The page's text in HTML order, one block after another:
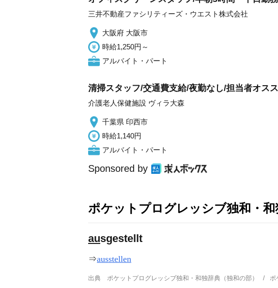
三井不動産ファシリティーズ・ウエスト株式会社
大阪府 大阪市
時給1,250円～
アルバイト・パート
清掃スタッフ/交通費支給/夜勤なし/担当者オス
介護老人保健施設 ヴィラ大森
千葉県 印西市
時給1,140円
アルバイト・パート
Sponsored by
ポケットプログレッシブ独和・和
ausgestellt
⇒ausstellen
出典 ポケットプログレッシブ独和・和独辞典（独和の部） ポ